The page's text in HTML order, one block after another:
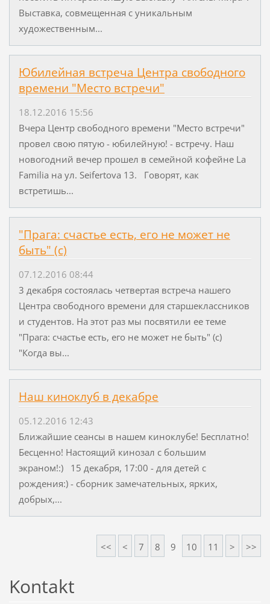
Выставка, совмещенная с уникальным
художественным...
Юбилейная встреча Центра свободного
времени "Место встречи"
18.12.2016 15:56
Вчера Центр свободного времени "Место встречи"
провел свою пятую - юбилейную! - встречу. Наш
новогодний вечер прошел в семейной кофейне La
Familia на ул. Seifertova 13. Говорят, как
встретишь...
"Прага: счастье есть, его не может не
быть" (с)
07.12.2016 08:44
3 декабря состоялась четвертая встреча нашего
Центра свободного времени для старшеклассников
и студентов. На этот раз мы посвятили ее теме
"Прага: счастье есть, его не может не быть" (с)
"Когда вы...
Наш киноклуб в декабре
05.12.2016 12:43
Ближайшие сеансы в нашем киноклубе! Бесплатно!
Бесценно! Настоящий кинозал с большим
экраном!:) 15 декабря, 17:00 - для детей с
рождения:) - сборник замечательных, ярких,
добрых,...
<< < 7 8 9 10 11 > >>
Kontakt